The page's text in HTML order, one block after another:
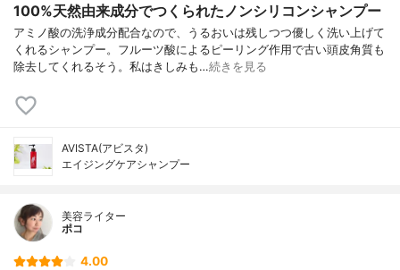
100%天然由来成分でつくられたノンシリコンシャンプー
アミノ酸の洗浄成分配合なので、うるおいは残しつつ優しく洗い上げて
くれるシャンプー。フルーツ酸によるピーリング作用で古い頭皮角質も
除去してくれるそう。私はきしみも…続きを見る
AVISTA(アビスタ)
エイジングケアシャンプー
美容ライター
ポコ
4.00